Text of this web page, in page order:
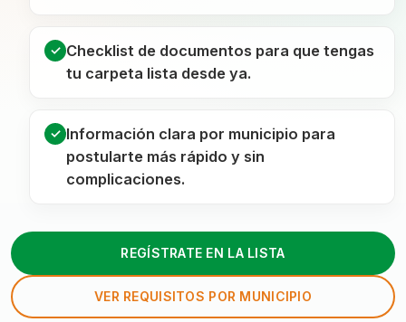
✓ Checklist de documentos para que tengas
tu carpeta lista desde ya.
✓ Información clara por municipio para
postularte más rápido y sin
complicaciones.
REGÍSTRATE EN LA LISTA
VER REQUISITOS POR MUNICIPIO